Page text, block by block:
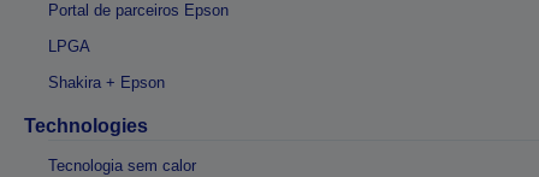
Portal de parceiros Epson
LPGA
Shakira + Epson
Technologies
Tecnologia sem calor